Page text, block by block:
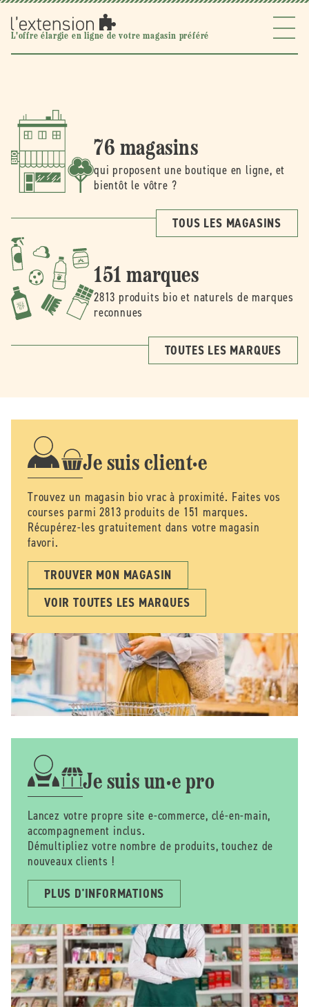
Ignorer et
passer au
contenu
l'extension
L'offre élargie en ligne de votre magasin préféré
76 magasins
qui proposent une boutique en ligne, et
bientôt le vôtre ?
TOUS LES MAGASINS
151 marques
2813 produits bio et naturels de marques
reconnues
TOUTES LES MARQUES
Je suis client·e
Trouvez un magasin bio vrac à proximité. Faites vos
courses parmi 2813 produits de 151 marques.
Récupérez-les gratuitement dans votre magasin
favori.
TROUVER MON MAGASIN
VOIR TOUTES LES MARQUES
Je suis un·e pro
Lancez votre propre site e-commerce, clé-en-main,
accompagnement inclus.
Démultipliez votre nombre de produits, touchez de
nouveaux clients !
PLUS D'INFORMATIONS